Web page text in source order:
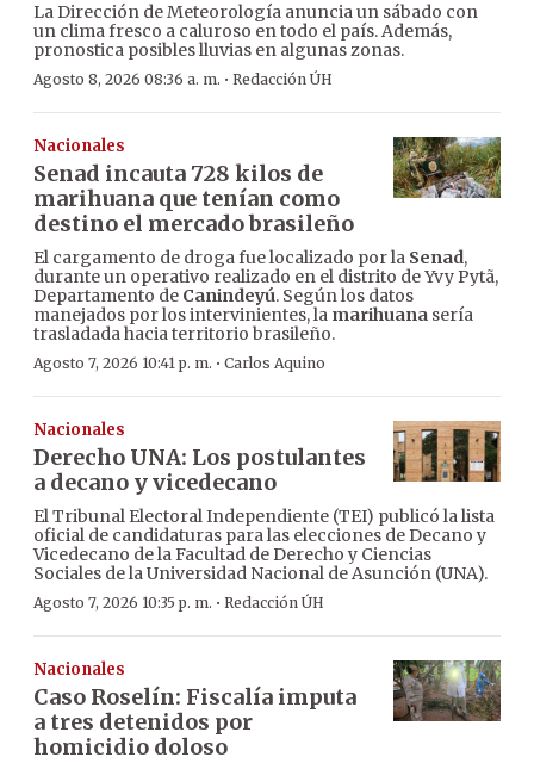
La Dirección de Meteorología anuncia un sábado con
un clima fresco a caluroso en todo el país. Además,
pronostica posibles lluvias en algunas zonas.
Agosto 8, 2026 08:36 a. m. · Redacción ÚH
Nacionales
Senad incauta 728 kilos de
marihuana que tenían como
destino el mercado brasileño
El cargamento de droga fue localizado por la Senad,
durante un operativo realizado en el distrito de Yvy Pytã,
Departamento de Canindeyú. Según los datos
manejados por los intervinientes, la marihuana sería
trasladada hacia territorio brasileño.
Agosto 7, 2026 10:41 p. m. · Carlos Aquino
Nacionales
Derecho UNA: Los postulantes
a decano y vicedecano
El Tribunal Electoral Independiente (TEI) publicó la lista
oficial de candidaturas para las elecciones de Decano y
Vicedecano de la Facultad de Derecho y Ciencias
Sociales de la Universidad Nacional de Asunción (UNA).
Agosto 7, 2026 10:35 p. m. · Redacción ÚH
Nacionales
Caso Roselín: Fiscalía imputa
a tres detenidos por
homicidio doloso